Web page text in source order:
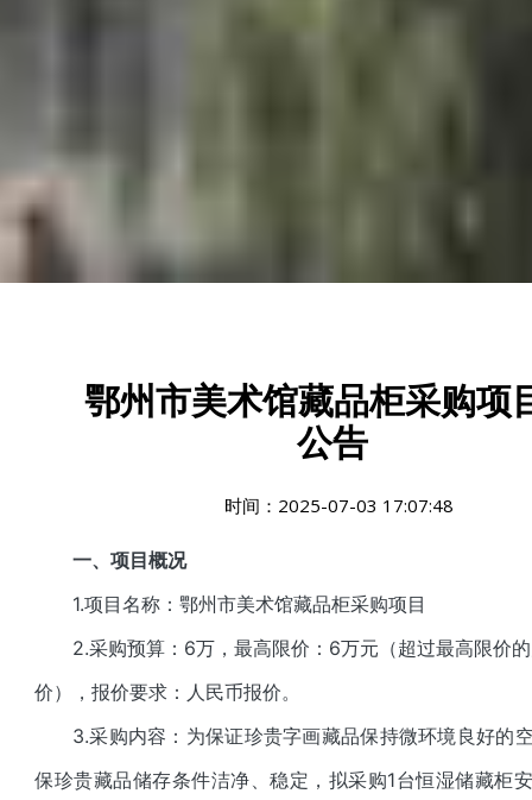
鄂州市美术馆藏品柜采购项
公告
时间：2025-07-03 17:07:48
一、项目概况
1.项目名称：鄂州市美术馆藏品柜采购项目
2.采购预算：6万，最高限价：6万元（超过最高限价
价），报价要求：人民币报价。
3.采购内容：为保证珍贵字画藏品保持微环境良好的
保珍贵藏品储存条件洁净、稳定，拟采购1台恒湿储藏柜